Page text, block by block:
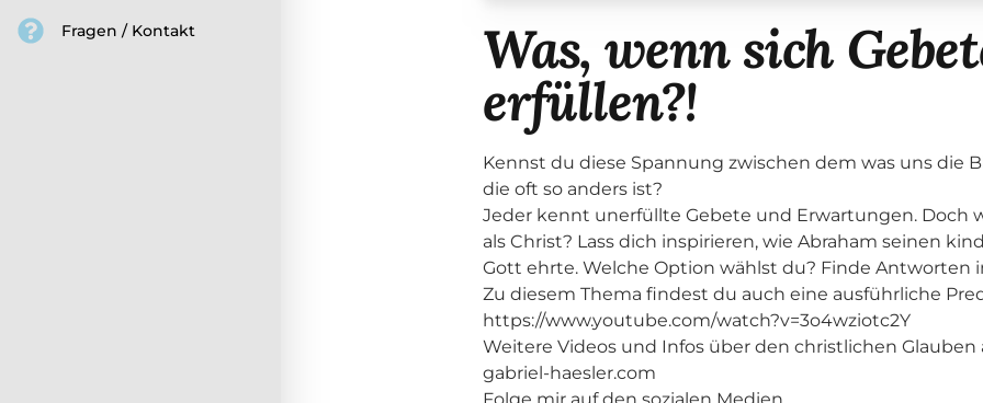
Was, wenn sich
erfüllen?!
Kennst du diese Spannung zwischen dem was uns die
die oft so anders ist?
Jeder kennt unerfüllte Gebete und Erwartungen. Doch
als Christ? Lass dich inspirieren, wie Abraham seinen
Gott ehrte. Welche Option wählst du? Finde Antworten
Zu diesem Thema findest du auch eine ausführliche
https://www.youtube.com/watch?v=3o4wziotc2Y
Weitere Videos und Infos über den christlichen Glauben
gabriel-haesler.com
Fragen / Kontakt